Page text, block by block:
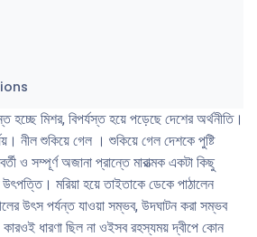
মিশর, বিপর্যস্ত হয়ে পড়েছে দেশের অর্থনীতি।
নীল শুকিয়ে গেল । শুকিয়ে গেল দেশকে পুষ্টি
ও সম্পূর্ণ অজানা প্রান্তে মারাত্মক একটা কিছু
উৎপত্তি। মরিয়া হয়ে তাইতাকে ডেকে পাঠালেন
উৎস পর্যন্ত যাওয়া সম্ভব, উদঘাটন করা সম্ভব
ধারণা ছিল না ওইসব রহস্যময় দ্বীপে কোন